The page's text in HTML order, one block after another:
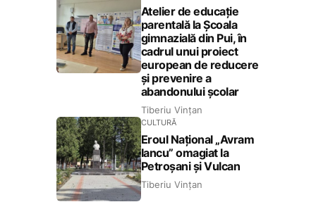
Atelier de educație
parentală la Școala
gimnazială din Pui, în
cadrul unui proiect
european de reducere
și prevenire a
abandonului școlar
Tiberiu Vințan
CULTURĂ
Eroul Național „Avram
Iancu” omagiat la
Petroșani și Vulcan
Tiberiu Vințan